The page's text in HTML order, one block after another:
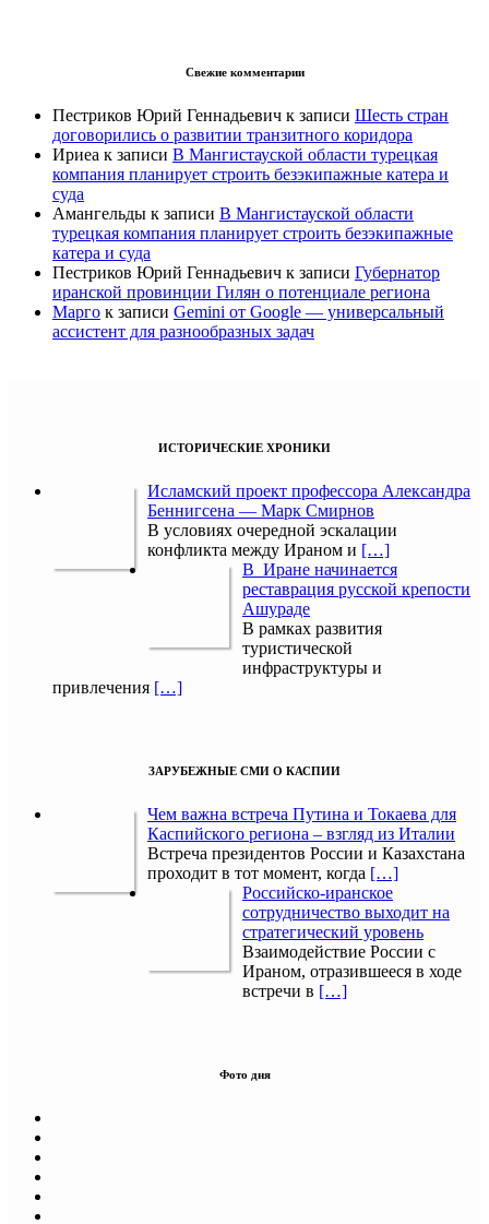
Свежие комментарии
Пестриков Юрий Геннадьевич к записи Шесть стран
договорились о развитии транзитного коридора
Ириеа к записи В Мангистауской области турецкая
компания планирует строить безэкипажные катера и
суда
Амангельды к записи В Мангистауской области
турецкая компания планирует строить безэкипажные
катера и суда
Пестриков Юрий Геннадьевич к записи Губернатор
иранской провинции Гилян о потенциале региона
Марго к записи Gemini от Google — универсальный
ассистент для разнообразных задач
ИСТОРИЧЕСКИЕ ХРОНИКИ
Исламский проект профессора Александра
Беннигсена — Марк Смирнов
В условиях очередной эскалации
конфликта между Ираном и […]
В Иране начинается
реставрация русской крепости
Ашураде
В рамках развития
туристической
инфраструктуры и
привлечения […]
ЗАРУБЕЖНЫЕ СМИ О КАСПИИ
Чем важна встреча Путина и Токаева для
Каспийского региона – взгляд из Италии
Встреча президентов России и Казахстана
проходит в тот момент, когда […]
Российско-иранское
сотрудничество выходит на
стратегический уровень
Взаимодействие России с
Ираном, отразившееся в ходе
встречи в […]
Фото дня